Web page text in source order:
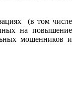
(в том числе
на повышение
мошенников и